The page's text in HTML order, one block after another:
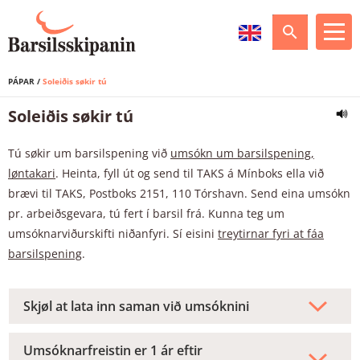
Leita
Mammur
Treytirnar fyri at fáa barsilspening
Hetta merkja treytirnar
Um tú ert lesandi
Um tú ert arbeiðsleys
Um tú ert sjálvstøðugt vinnurekandi
Um tú ert B-løntakari
Útgjaldsupphæddin
Arbeiði í farloyvistíðini
Partvíst í arbeiði
Nýsett
Um tú vilt broyta kontunummar
Farloyvistíðin
Einburi
Fleirburar
Ov tíðliga fødd og innleggingar
Soleiðis søkir tú
Skjøl at lata inn saman við umsóknini
Umsóknarfreistin er 1 ár eftir barnsburð/komu
Hvør skal søkja, tú ella arbeiðsgevarin?
Galdandi fakfelagssáttmálar
At flyta til og úr Føroyum
Pápar
Treytirnar fyri at fáa barsilspening
Hetta merkja treytirnar
Um tú ert lesandi
Um tú ert arbeiðsleysur
Um tú ert sjálvstøðugt vinnurekandi
Útgjaldsupphæddin
Arbeiði í farloyvistíðini
Partvíst í arbeiði
Nýsettur
Farloyvistíðin
Einburi
Fleirburar
Soleiðis søkir tú
Skjøl at lata inn saman við umsóknini
PÁPAR / Soleiðis søkir tú
Soleiðis søkir tú
Tú søkir um barsilspening við umsókn um barsilspening,
løntakari. Heinta, fyll út og send til TAKS á Mínboks ella við
brævi til TAKS, Postboks 2151, 110 Tórshavn. Send eina umsókn
pr. arbeiðsgevara, tú fert í barsil frá. Kunna teg um
umsóknarviðurskifti niðanfyri. Sí eisini treytirnar fyri at fáa
barsilspening.
Skjøl at lata inn saman við umsóknini
Umsóknarfreistin er 1 ár eftir